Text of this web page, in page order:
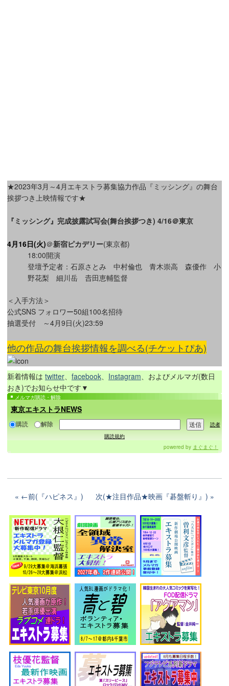
★2023年3月～4月エキストラ募集協力作品『ミッシング』の舞台
挨拶つき上映情報です★
『ミッシング』完成披露試写会(舞台挨拶つき) 4/16＠東京
4月16日(火)＠新宿ピカデリー(東京都)
18:00開演
登壇予定者：石原さとみ 中村倫也 青木崇高 森優作 小
野花梨 細川岳 𠮷田恵輔監督
＜入手方法＞
公式SNS フォロワー50組100名招待
抽選受付 ～4月9日(火)23:59
他の作品の舞台挨拶情報を調べる(チケットぴあ)
新着情報は twitter facebook Instagram 、およびメルマガ(数日
おき)でお知らせ中です▼
メルマガ購読・解除
東京エキストラNEWS
購読 解除
読者
購読規約
powered by まぐまぐ！
←前(『ハピネス』) 次(★注目作品★映画『碁盤斬り』)